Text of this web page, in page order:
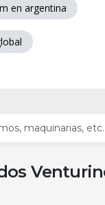
en argentina